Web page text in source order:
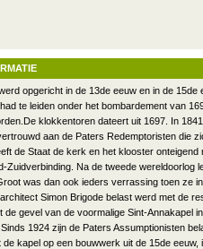
opgericht in de 13de eeuw en in de 15de
te leiden onder het bombardement van
klokkentoren dateert uit 1697. In
aan de Paters Redemptoristen die
de Staat de kerk en het klooster onteigend
Zuidverbinding. Na de tweede wereldoorlog
was dan ook ieders verrassing toen ze
Simon Brigode belast werd met de
de gevel van de voormalige Sint-Annakapel
1924 zijn de Paters Assumptionisten
de kapel op een bouwwerk uit de 15de eeuw,